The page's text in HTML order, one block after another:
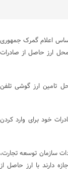
اعلام گمرک جمهوری
محل ارز حاصل از صادرات
وزارت صمت به تاریخ ۱۱ شهریور ۱۴۰۲، محل تامین ارز گوشی تلفن
خود برای وارد کردن
سازمان توسعه تجارت،
گوشی تلفن همراه بالای ۶۰۰ دلار اجازه دارند با ارز حاصل از